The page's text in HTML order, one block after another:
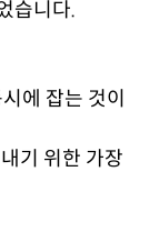
습니다.
에 잡는 것이
기 위한 가장